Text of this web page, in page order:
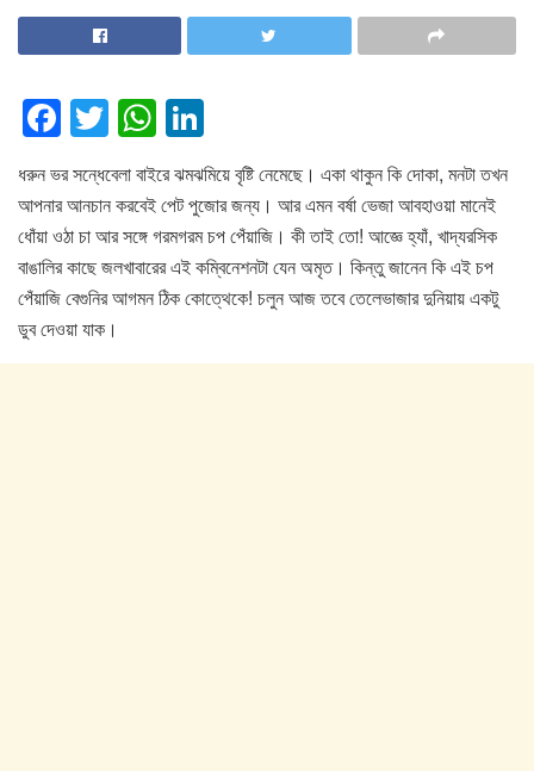
F
a
c
e
b
o
o
T
wi
tt
er
W
h
at
s
A
p
n
k
e
dI
n
ধরুন ভর সন্ধেবেলা বাইরে ঝমঝমিয়ে বৃষ্টি নেমেছে। একা থাকুন কি দোকা, মনটা তখন
আপনার আনচান করবেই পেট পুজোর জন্য। আর এমন বর্ষা ভেজা আবহাওয়া মানেই
ধোঁয়া ওঠা চা আর সঙ্গে গরমগরম চপ পেঁয়াজি। কী তাই তো! আজ্ঞে হ্যাঁ, খাদ্যরসিক
বাঙালির কাছে জলখাবারের এই কম্বিনেশনটা যেন অমৃত। কিন্তু জানেন কি এই চপ
পেঁয়াজি বেগুনির আগমন ঠিক কোত্থেকে! চলুন আজ তবে তেলেভাজার দুনিয়ায় একটু
ডুব দেওয়া যাক।